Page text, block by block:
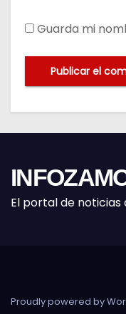
Guarda mi
El portal de noticias
Proudly powered by